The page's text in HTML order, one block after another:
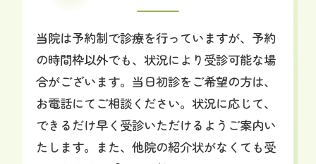
当院は予約制で診療を行っていますが、予約
の時間枠以外でも、状況により受診可能な場
合がございます。当日初診をご希望の方は、
お電話にてご相談ください。状況に応じて、
できるだけ早く受診いただけるようご案内い
たします。また、他院の紹介状がなくても受